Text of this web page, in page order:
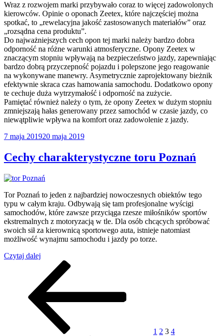
Wraz z rozwojem marki przybywało coraz to więcej zadowolonych
kierowców. Opinie o oponach Zeetex, które najczęściej można
spotkać, to „rewelacyjna jakość zastosowanych materiałów” oraz
„rozsądna cena produktu”.
Do najważniejszych cech opon tej marki należy bardzo dobra
odporność na różne warunki atmosferyczne. Opony Zeetex w
znaczącym stopniu wpływają na bezpieczeństwo jazdy, zapewniając
bardzo dobrą przyczepność pojazdu i polepszone jego reagowanie
na wykonywane manewry. Asymetrycznie zaprojektowany bieżnik
efektywnie skraca czas hamowania samochodu. Dodatkowo opony
te cechuje duża wytrzymałość i odporność na zużycie.
Pamiętać również należy o tym, że opony Zeetex w dużym stopniu
zmniejszają hałas generowany przez samochód w czasie jazdy, co
niewątpliwie wpływa na komfort oraz zadowolenie z jazdy.
Opublikowane
7 maja 201920 maja 2019
Cechy charakterystyczne toru Poznań
Tor Poznań to jeden z najbardziej nowoczesnych obiektów tego
typu w całym kraju. Odbywają się tam profesjonalne wyścigi
samochodów, które zawsze przyciąga rzesze miłośników sportów
ekstremalnych z motoryzacją w tle. Dla osób chcących spróbować
swoich sił za kierownicą sportowego auta, istnieje natomiast
możliwość wynajmu samochodu i jazdy po torze.
Czytaj dalej
charakterystyczne
toru
Poznań”
Stronicowanie
1 2 3 4